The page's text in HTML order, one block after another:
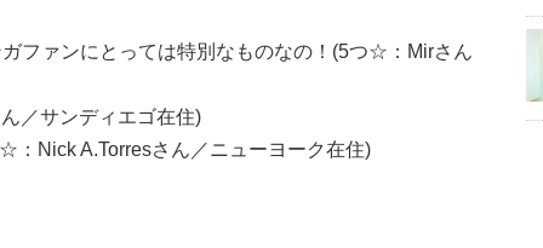
ファンにとっては特別なものなの！(5つ☆：Mirさん
／サンディエゴ在住)
：Nick A.Torresさん／ニューヨーク在住)